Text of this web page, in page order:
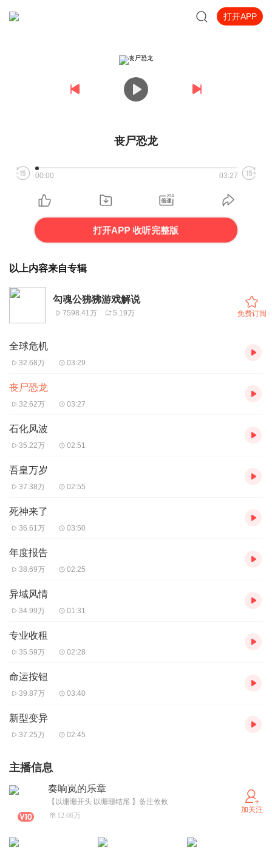
打开APP
丧尸恐龙
00:00 03:27
打开APP 收听完整版
以上内容来自专辑
勾魂公狒狒游戏解说
7598.41万 5.19万 免费订阅
全球危机
32.68万 03:29
丧尸恐龙
32.62万 03:27
石化风波
35.22万 02:51
吾皇万岁
37.38万 02:55
死神来了
36.61万 03:50
年度报告
38.69万 02:25
异域风情
34.99万 01:31
专业收租
35.59万 02:28
命运按钮
39.87万 03:40
新型变异
37.25万 02:45
主播信息
奏响岚的乐章
【以珊珊开头 以珊珊结尾.】备注攸攸
12.06万
加关注